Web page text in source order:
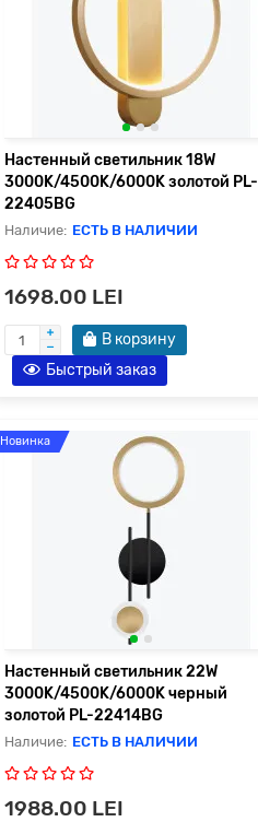
Настенный светильник 18W
3000K/4500K/6000K золотой PL-
22405BG
ЕСТЬ В НАЛИЧИИ
1698.00 LEI
В корзину
Быстрый заказ
Новинка
Настенный светильник 22W
3000K/4500K/6000K черный
золотой PL-22414BG
ЕСТЬ В НАЛИЧИИ
1988.00 LEI